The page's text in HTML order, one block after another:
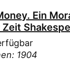
Ein
1904